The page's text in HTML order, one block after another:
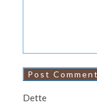
Dette